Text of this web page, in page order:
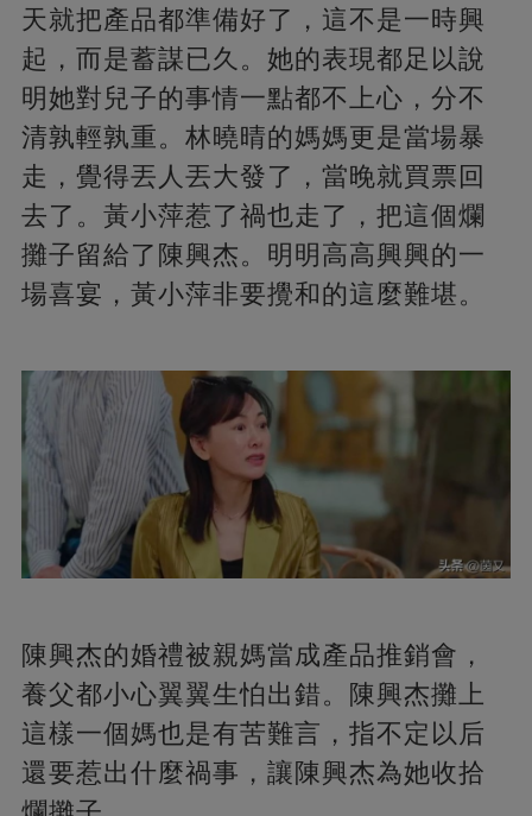
天就把產品都準備好了，這不是一時興
起，而是蓄謀已久。她的表現都足以說
明她對兒子的事情一點都不上心，分不
清孰輕孰重。林曉晴的媽媽更是當場暴
走，覺得丟人丟大發了，當晚就買票回
去了。黃小萍惹了禍也走了，把這個爛
攤子留給了陳興杰。明明高高興興的一
場喜宴，黃小萍非要攪和的這麼難堪。
陳興杰的婚禮被親媽當成產品推銷會，
養父都小心翼翼生怕出錯。陳興杰攤上
這樣一個媽也是有苦難言，指不定以后
還要惹出什麼禍事，讓陳興杰為她收拾